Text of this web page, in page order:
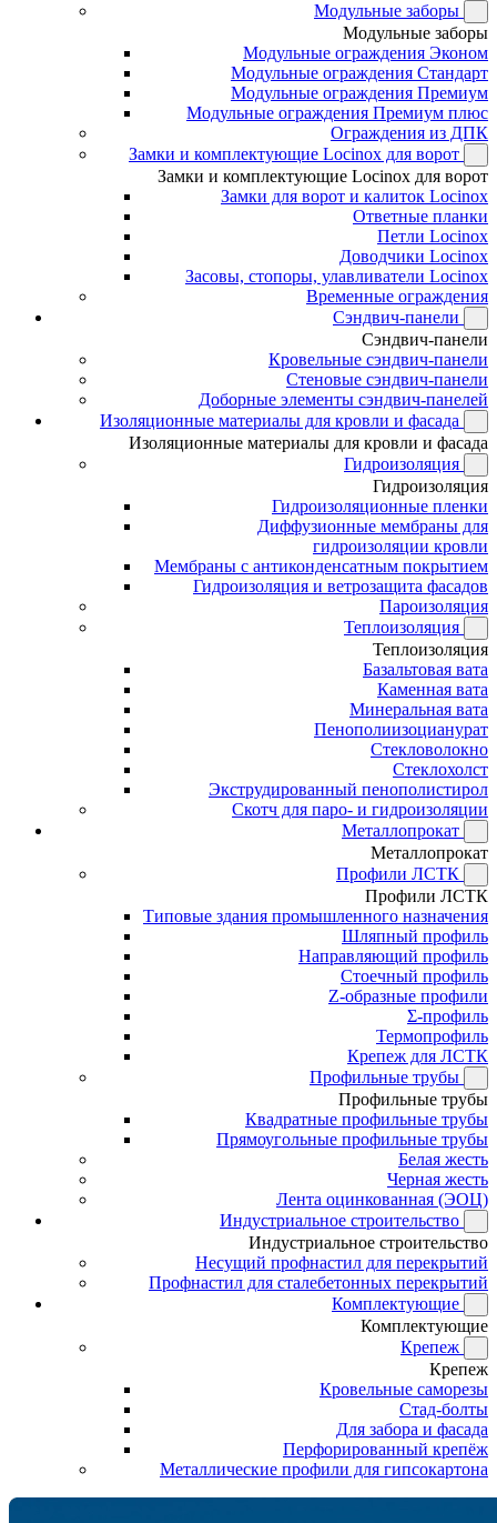
Модульные заборы
Модульные заборы
Модульные ограждения Эконом
Модульные ограждения Стандарт
Модульные ограждения Премиум
Модульные ограждения Премиум плюс
Ограждения из ДПК
Замки и комплектующие Locinox для ворот
Замки и комплектующие Locinox для ворот
Замки для ворот и калиток Locinox
Ответные планки
Петли Locinox
Доводчики Locinox
Засовы, стопоры, улавливатели Locinox
Временные ограждения
Сэндвич-панели
Сэндвич-панели
Кровельные сэндвич-панели
Стеновые сэндвич-панели
Доборные элементы сэндвич-панелей
Изоляционные материалы для кровли и фасада
Изоляционные материалы для кровли и фасада
Гидроизоляция
Гидроизоляция
Гидроизоляционные пленки
Диффузионные мембраны для
гидроизоляции кровли
Мембраны с антиконденсатным покрытием
Гидроизоляция и ветрозащита фасадов
Пароизоляция
Теплоизоляция
Теплоизоляция
Базальтовая вата
Каменная вата
Минеральная вата
Пенополиизоцианурат
Стекловолокно
Стеклохолст
Экструдированный пенополистирол
Скотч для паро- и гидроизоляции
Металлопрокат
Металлопрокат
Профили ЛСТК
Профили ЛСТК
Типовые здания промышленного назначения
Шляпный профиль
Направляющий профиль
Стоечный профиль
Z-образные профили
Σ-профиль
Термопрофиль
Крепеж для ЛСТК
Профильные трубы
Профильные трубы
Квадратные профильные трубы
Прямоугольные профильные трубы
Белая жесть
Черная жесть
Лента оцинкованная (ЭОЦ)
Индустриальное строительство
Индустриальное строительство
Несущий профнастил для перекрытий
Профнастил для сталебетонных перекрытий
Комплектующие
Комплектующие
Крепеж
Крепеж
Кровельные саморезы
Стад-болты
Для забора и фасада
Перфорированный крепёж
Металлические профили для гипсокартона